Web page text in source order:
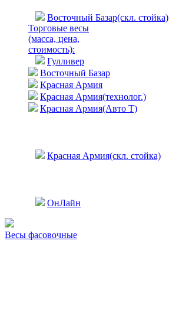
Восточный Базар(скл. стойка)
Торговые весы
(масса, цена,
стоимость):
Гулливер
Восточный Базар
Красная Армия
Красная Армия(технолог.)
Красная Армия(Авто Т)
Красная Армия(скл. стойка)
ОнЛайн
Весы фасовочные